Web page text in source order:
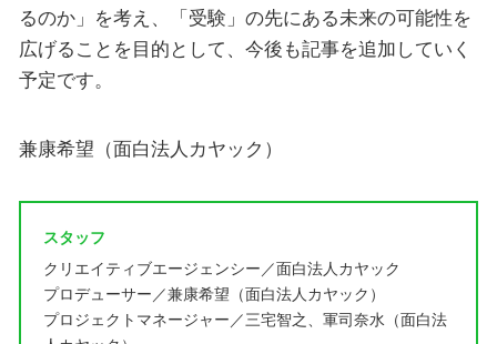
るのか」を考え、「受験」の先にある未来の可能性を
広げることを目的として、今後も記事を追加していく
予定です。
兼康希望（面白法人カヤック）
スタッフ
クリエイティブエージェンシー／面白法人カヤック
プロデューサー／兼康希望（面白法人カヤック）
プロジェクトマネージャー／三宅智之、軍司奈水（面白法